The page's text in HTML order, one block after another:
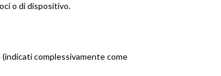
o di dispositivo.
complessivamente come